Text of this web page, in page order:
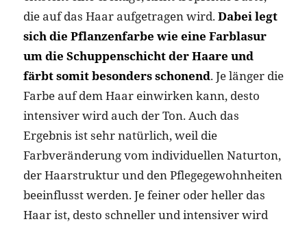
die auf das Haar aufgetragen wird. Dabei legt
sich die Pflanzenfarbe wie eine Farblasur
um die Schuppenschicht der Haare und
färbt somit besonders schonend. Je länger die
Farbe auf dem Haar einwirken kann, desto
intensiver wird auch der Ton. Auch das
Ergebnis ist sehr natürlich, weil die
Farbveränderung vom individuellen Naturton,
der Haarstruktur und den Pflegegewohnheiten
beeinflusst werden. Je feiner oder heller das
Haar ist, desto schneller und intensiver wird